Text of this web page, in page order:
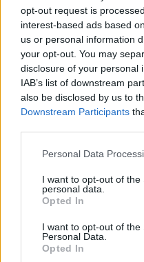
opt-out request is
interest-based ads based
us or personal information
your opt-out. You may
disclosure of your personal
IAB’s list of downstream
also be disclosed by us to
Downstream Participants
Please note that this
not limited to your visit or
grant or deny consent to
use your data for below
consent section.
Personal Data
I want to opt-out of the
personal data.
Opted In
I want to opt-out of the
Personal Data.
Opted In
lokalnej piłki nożnej. Jeżeli
pracujemy nad tym żeby je
Wynik meczu Wisła Płock vs
Po zakończeniu spotkania
spotkania, a także dane
Pełny harmonogram
rezerwowych, zmiany oraz
Śledź mecze swojej drużyny
częściej. Nasz serwis
meczów, wynikach,
PodkarpacieLive.pl to